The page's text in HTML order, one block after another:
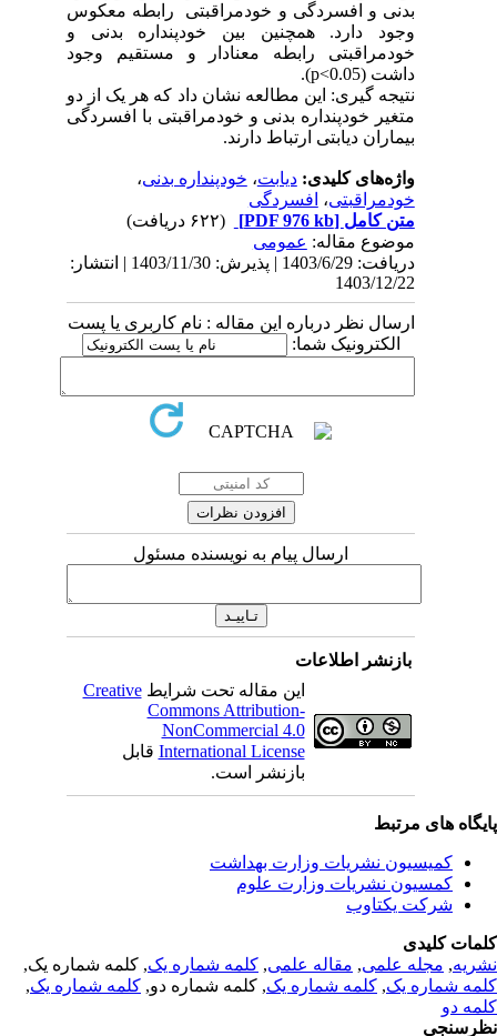
بدنی و افسردگی و خودمراقبتی رابطه معکوس
وجود دارد. همچنین بین خودپنداره بدنی و
خودمراقبتی رابطه معنادار و مستقیم وجود
داشت (p<0.05).
نتیجه گیری: این مطالعه نشان داد که هر یک از دو
متغیر خودپنداره بدنی و خودمراقبتی با افسردگی
بیماران دیابتی ارتباط دارند.
واژه‌های کلیدی:دیابت،خودپنداره بدنی،
خودمراقبتی،افسردگی
متن کامل[PDF 976 kb]
موضوع مقاله:عمومى
دریافت: 1403/6/29 | پذیرش: 1403/11/30 | انتشار:
1403/12/22
ارسال نظر درباره این مقاله : نام کاربری یا پست
الکترونیک شما:
ارسال پیام به نویسنده مسئول
بازنشر اطلاعات
این مقاله تحت شرایطCreative
Commons Attribution-
NonCommercial 4.0
International Licenseقابل
بازنشر است.
های مرتبط
کمیسیون نشریات وزارت بهداشت
کمسیون نشریات وزارت علوم
شرکت یکتاوب
کلیدی
,مجله علمی, مقاله علمی, کلمه شماره یک, کلمه شماره یک,
شماره یک,کلمه شماره یک, کلمه شماره دو,کلمه شماره یک,
دو